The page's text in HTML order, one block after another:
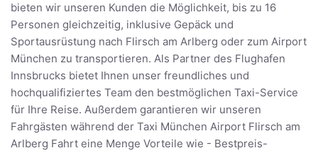
bieten wir unseren Kunden die Möglichkeit, bis zu 16
Personen gleichzeitig, inklusive Gepäck und
Sportausrüstung nach Flirsch am Arlberg oder zum Airport
München zu transportieren. Als Partner des Flughafen
Innsbrucks bietet Ihnen unser freundliches und
hochqualifiziertes Team den bestmöglichen Taxi-Service
für Ihre Reise. Außerdem garantieren wir unseren
Fahrgästen während der Taxi München Airport Flirsch am
Arlberg Fahrt eine Menge Vorteile wie - Bestpreis-